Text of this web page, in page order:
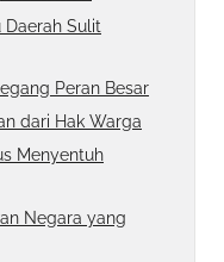
Sulit
Peran Besar
dari Hak Warga
Menyentuh
Negara yang